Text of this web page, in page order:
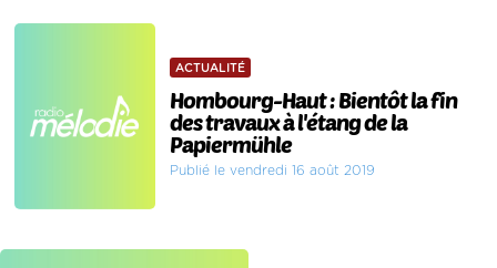
ACTUALITÉ
Hombourg-Haut : Bientôt la fin
des travaux à l'étang de la
Papiermühle
Publié le vendredi 16 août 2019